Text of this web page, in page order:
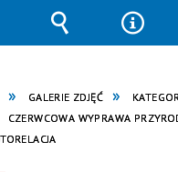
GALERIE ZDJĘĆ
CZERWCOWA WYPRAWA